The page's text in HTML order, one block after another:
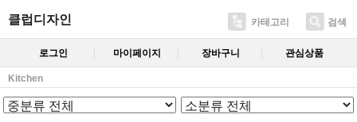
클럽디자인 카테고리 검색
로그인 마이페이지 장바구니 관심상품
Kitchen